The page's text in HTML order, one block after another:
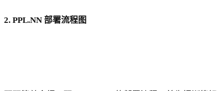
2. PPL.NN 部署流程图